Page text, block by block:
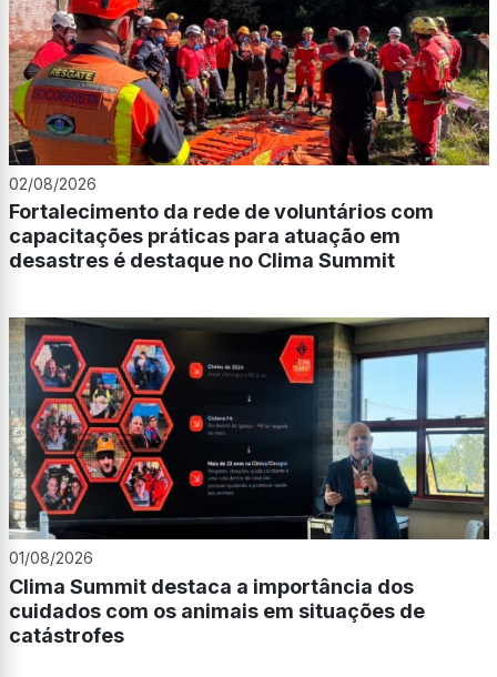
02/08/2026
Fortalecimento da rede de voluntários com
capacitações práticas para atuação em
desastres é destaque no Clima Summit
01/08/2026
Clima Summit destaca a importância dos
cuidados com os animais em situações de
catástrofes